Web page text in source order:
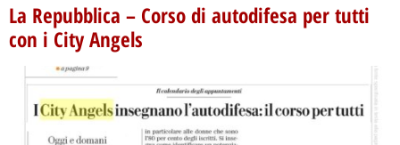
La Repubblica – Corso di autodifesa per tutti
con i City Angels